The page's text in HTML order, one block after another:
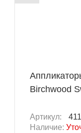
Birchwood
Артикул:
Наличие: